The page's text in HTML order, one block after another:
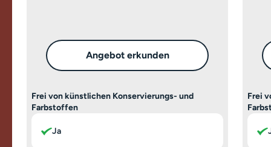
Angebot erkunden
Frei von künstlichen Konservierungs- und
Farbstoffen
Ja
Frei